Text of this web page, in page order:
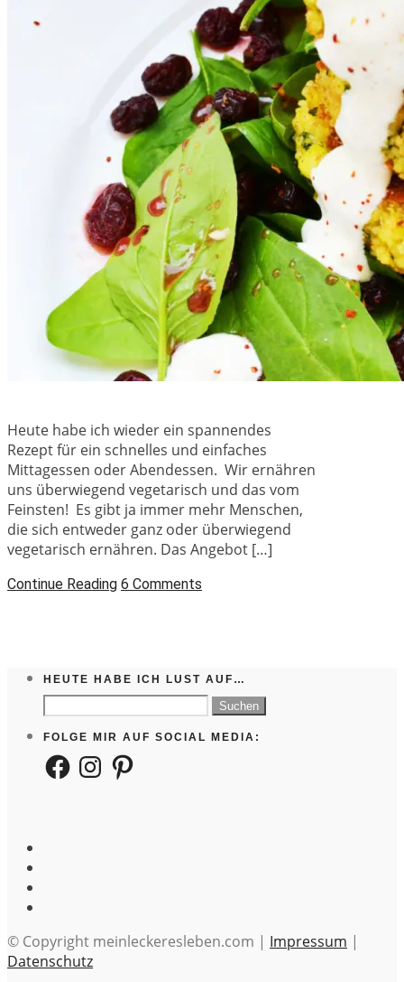
Heute habe ich wieder ein spannendes
Rezept für ein schnelles und einfaches
Mittagessen oder Abendessen. Wir ernähren
uns überwiegend vegetarisch und das vom
Feinsten! Es gibt ja immer mehr Menschen,
die sich entweder ganz oder überwiegend
vegetarisch ernähren. Das Angebot […]
Continue Reading 6 Comments
HEUTE HABE ICH LUST AUF…
nach:
FOLGE MIR AUF SOCIAL MEDIA:
FacebookInstagramPinterest
© Copyright meinleckeresleben.com | Impressum |
Datenschutz